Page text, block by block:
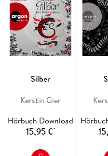
"Das zweite Buch der
Fortsetzung der "SILBER"-
Silber
Kerstin Gier
Hörbuch Download
15,95 €*